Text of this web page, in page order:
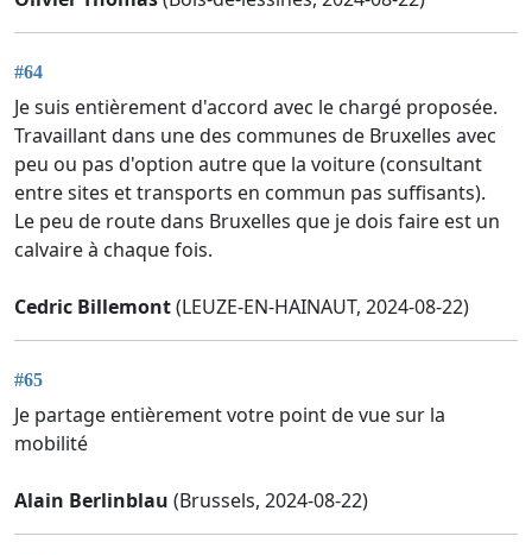
#64
Je suis entièrement d'accord avec le chargé proposée.
Travaillant dans une des communes de Bruxelles avec
peu ou pas d'option autre que la voiture (consultant
entre sites et transports en commun pas suffisants).
Le peu de route dans Bruxelles que je dois faire est un
calvaire à chaque fois.
Cedric Billemont(LEUZE-EN-HAINAUT, 2024-08-22)
#65
Je partage entièrement votre point de vue sur la
mobilité
Alain Berlinblau (Brussels, 2024-08-22)